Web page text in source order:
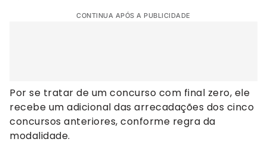
CONTINUA APÓS A PUBLICIDADE
Por se tratar de um concurso com final zero, ele
recebe um adicional das arrecadações dos cinco
concursos anteriores, conforme regra da
modalidade.